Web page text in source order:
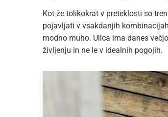
Kot že tolikokrat v preteklosti so
pojavljati v vsakdanjih
modno muho. Ulica ima danes
življenju in ne le v idealnih pogojih.